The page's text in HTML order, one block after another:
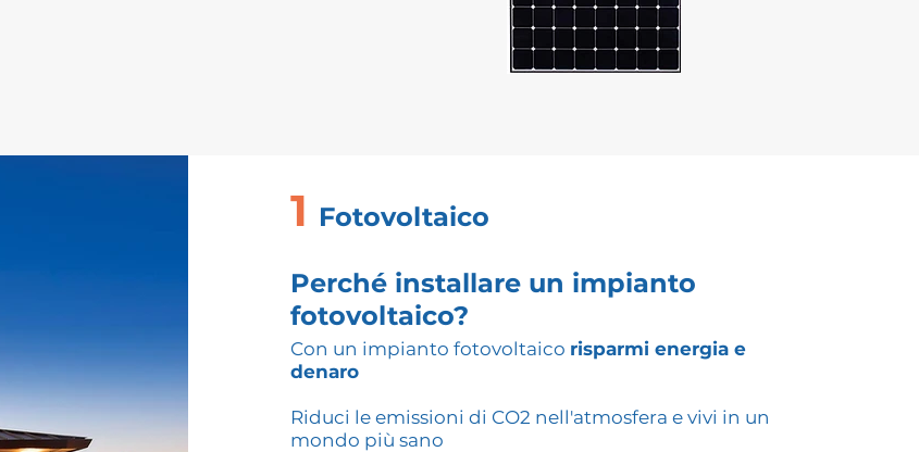
1 Fotovoltaico
Perché installare un impianto
fotovoltaico?
Con un impianto fotovoltaico risparmi energia e
denaro
Riduci le emissioni di CO2 nell'atmosfera e vivi in un
mondo più sano